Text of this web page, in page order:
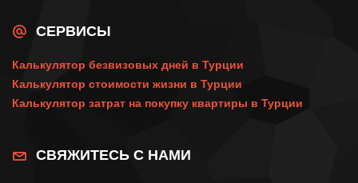
СЕРВИСЫ
Калькулятор безвизовых дней в Турции
Калькулятор стоимости жизни в Турции
Калькулятор затрат на покупку квартиры в Турции
СВЯЖИТЕСЬ С НАМИ